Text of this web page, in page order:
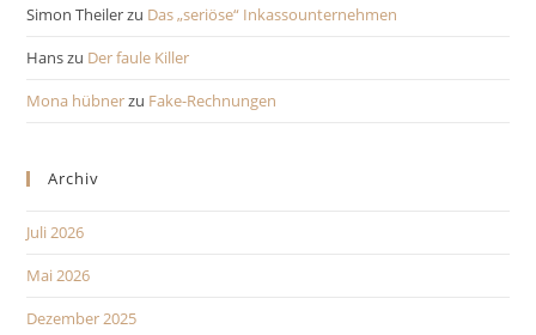
Simon Theilerzu Das „seriöse“ Inkassounternehmen
Hanszu Der faule Killer
Mona hübnerzu Fake-Rechnungen
Archiv
Juli 2026
Mai 2026
Dezember 2025